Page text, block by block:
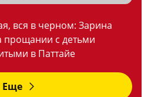
вся в черном: Зарина
прощании с детьми
в Паттайе
Еще